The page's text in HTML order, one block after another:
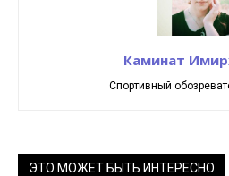
Каминат
Спортивный
ЭТО МОЖЕТ БЫТЬ ИНТЕРЕСНО